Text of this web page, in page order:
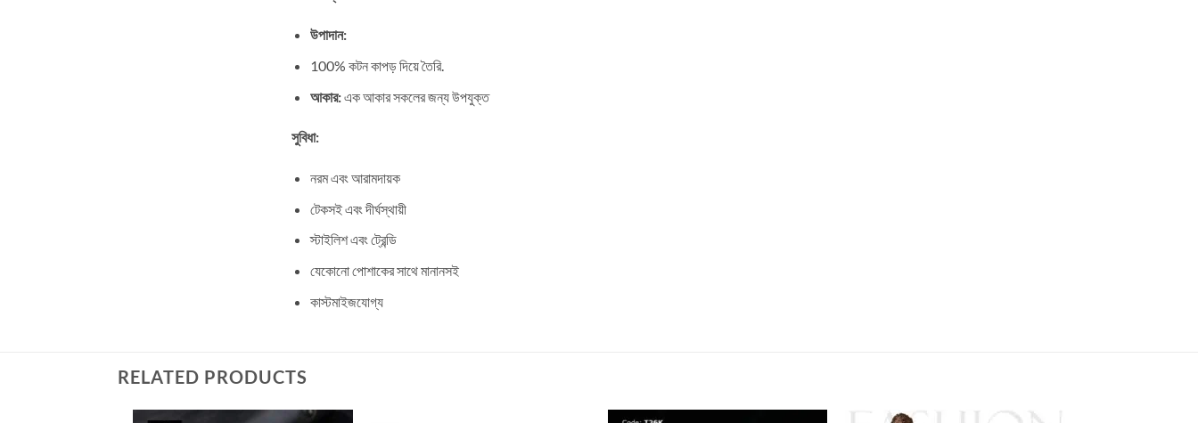
উপাদান:
100% কটন কাপড় দিয়ে তৈরি.
আকার:এক আকার সকলের জন্য উপযুক্ত
সুবিধা:
নরম এবং আরামদায়ক
টেকসই এবং দীর্ঘস্থায়ী
স্টাইলিশ এবং ট্রেন্ডি
যেকোনো পোশাকের সাথে মানানসই
কাস্টমাইজযোগ্য
RELATED PRODUCTS